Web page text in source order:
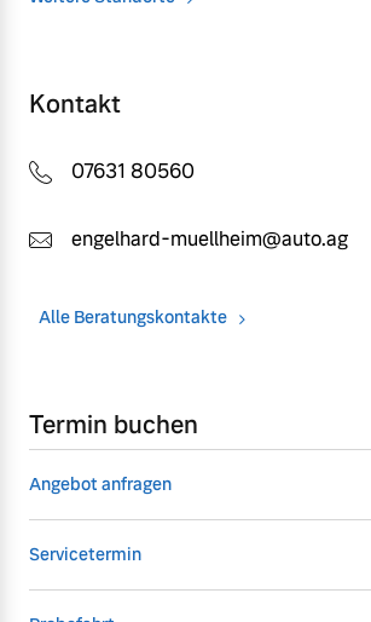
Kontakt
07631 80560
engelhard-muellheim@auto.ag
Alle Beratungskontakte
Termin buchen
Angebot anfragen
Servicetermin